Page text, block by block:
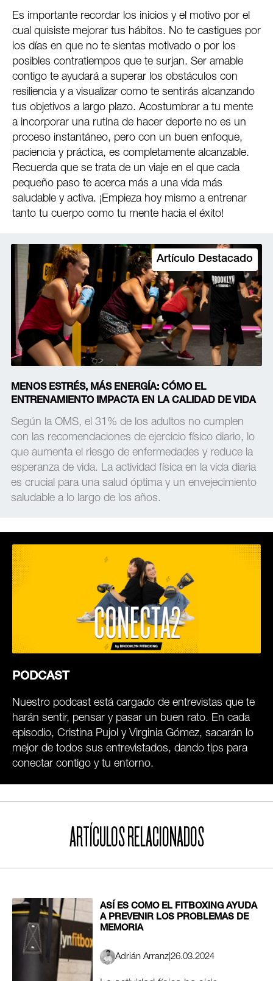
Es importante recordar los inicios y el motivo por el
cual quisiste mejorar tus hábitos. No te castigues por
los días en que no te sientas motivado o por los
posibles contratiempos que te surjan. Ser amable
contigo te ayudará a superar los obstáculos con
resiliencia y a visualizar como te sentirás alcanzando
tus objetivos a largo plazo. Acostumbrar a tu mente
a incorporar una rutina de hacer deporte no es un
proceso instantáneo, pero con un buen enfoque,
paciencia y práctica, es completamente alcanzable.
Recuerda que se trata de un viaje en el que cada
pequeño paso te acerca más a una vida más
saludable y activa. ¡Empieza hoy mismo a entrenar
tanto tu cuerpo como tu mente hacia el éxito!
Artículo Destacado
MENOS ESTRÉS, MÁS ENERGÍA: CÓMO EL
ENTRENAMIENTO IMPACTA EN LA CALIDAD DE VIDA
Según la OMS, el 31% de los adultos no cumplen
con las recomendaciones de ejercicio físico diario, lo
que aumenta el riesgo de enfermedades y reduce la
esperanza de vida. La actividad física en la vida diaria
es crucial para una salud óptima y un envejecimiento
saludable a lo largo de los años.
PODCAST
Nuestro podcast está cargado de entrevistas que te
harán sentir, pensar y pasar un buen rato. En cada
episodio, Cristina Pujol y Virginia Gómez, sacarán lo
mejor de todos sus entrevistados, dando tips para
conectar contigo y tu entorno.
ARTÍCULOS RELACIONADOS
ASÍ ES COMO EL FITBOXING AYUDA
A PREVENIR LOS PROBLEMAS DE
MEMORIA
Adrián Arranz 26.03.2024